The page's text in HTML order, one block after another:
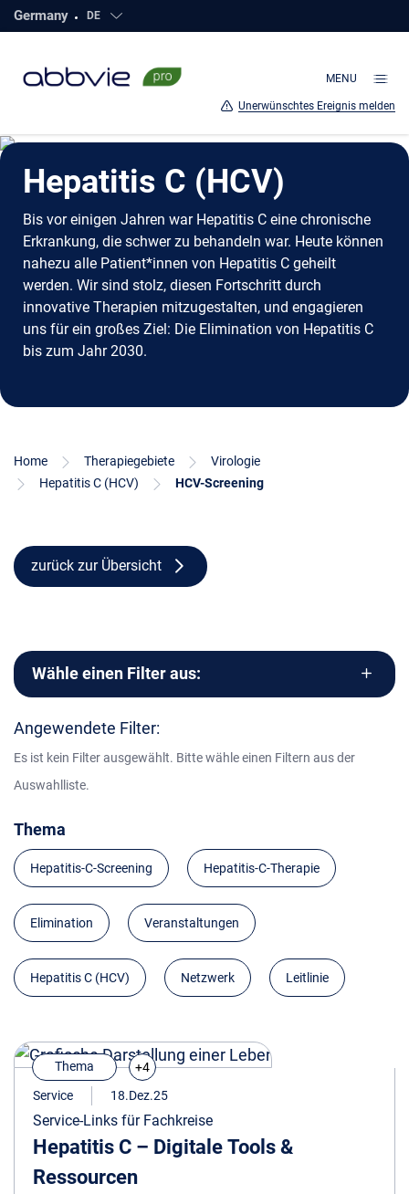
direkt
Hauptinhalt
Germany DE Click to open countries
MENU
Unerwünschtes Ereignis melden
Hepatitis C (HCV)
Bis vor einigen Jahren war Hepatitis C eine chronische
Erkrankung, die schwer zu behandeln war. Heute können
nahezu alle Patient*innen von Hepatitis C geheilt
werden. Wir sind stolz, diesen Fortschritt durch
innovative Therapien mitzugestalten, und engagieren
uns für ein großes Ziel: Die Elimination von Hepatitis C
bis zum Jahr 2030.
Home Therapiegebiete
Virologie
Hepatitis C (HCV)
HCV-Screening
zurück zur Übersicht
Wähle einen Filter aus:
Angewendete Filter:
Es ist kein Filter ausgewählt. Bitte wähle einen Filtern aus der
Auswahlliste.
Thema
Hepatitis-C-Screening Hepatitis-C-Therapie
Elimination Veranstaltungen
Hepatitis C (HCV) Netzwerk Leitlinie
Thema
+4
Service
18.Dez.25
Service-Links für Fachkreise
Hepatitis C – Digitale Tools &
Ressourcen